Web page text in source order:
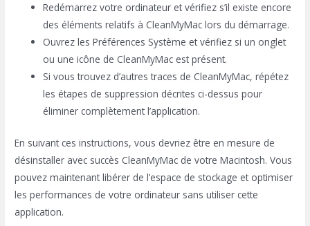
Redémarrez votre ordinateur et vérifiez s’il existe encore
des éléments relatifs à CleanMyMac lors du démarrage.
Ouvrez les Préférences Système et vérifiez si un onglet
ou une icône de CleanMyMac est présent.
Si vous trouvez d’autres traces de CleanMyMac, répétez
les étapes de suppression décrites ci-dessus pour
éliminer complètement l’application.
En suivant ces instructions, vous devriez être en mesure de
désinstaller avec succès CleanMyMac de votre Macintosh. Vous
pouvez maintenant libérer de l’espace de stockage et optimiser
les performances de votre ordinateur sans utiliser cette
application.